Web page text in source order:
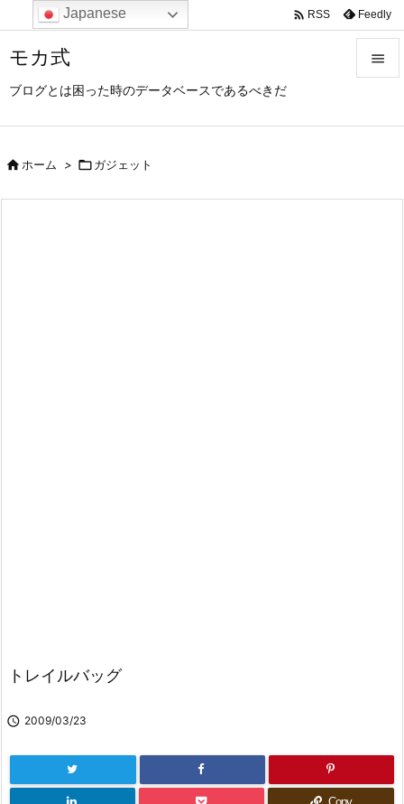
モカ式
ブログとは困った時のデータベースであるべきだ

 RSS Feedly
ホーム > ガジェット
トレイルバッグ
 2009/03/23
Japanese